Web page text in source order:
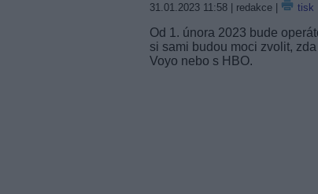
31.01.2023 11:58| redakce | tisk
Od 1. února 2023 bude
si sami budou moci zvolit,
Voyo nebo s HBO.